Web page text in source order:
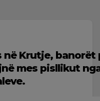
në Krutje, banorët
mes pisllikut